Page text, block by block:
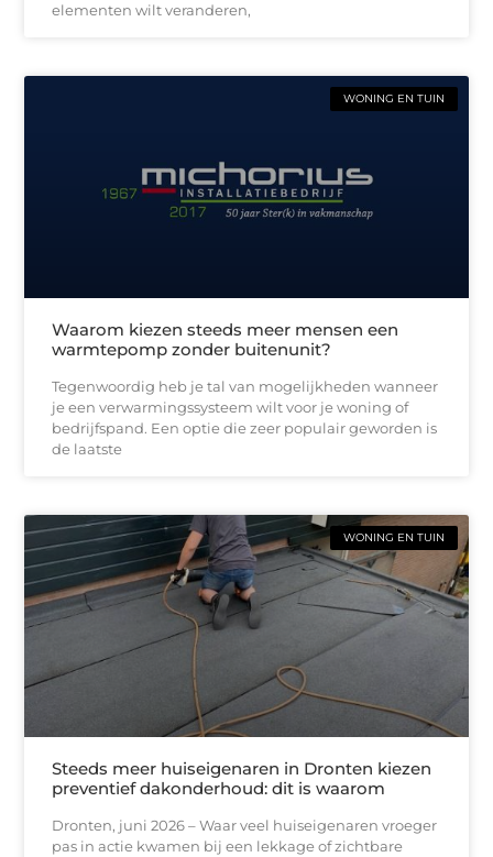
elementen wilt veranderen,
WONING EN TUIN
Waarom kiezen steeds meer mensen een
warmtepomp zonder buitenunit?
Tegenwoordig heb je tal van mogelijkheden wanneer
je een verwarmingssysteem wilt voor je woning of
bedrijfspand. Een optie die zeer populair geworden is
de laatste
WONING EN TUIN
Steeds meer huiseigenaren in Dronten kiezen
preventief dakonderhoud: dit is waarom
Dronten, juni 2026 – Waar veel huiseigenaren vroeger
pas in actie kwamen bij een lekkage of zichtbare